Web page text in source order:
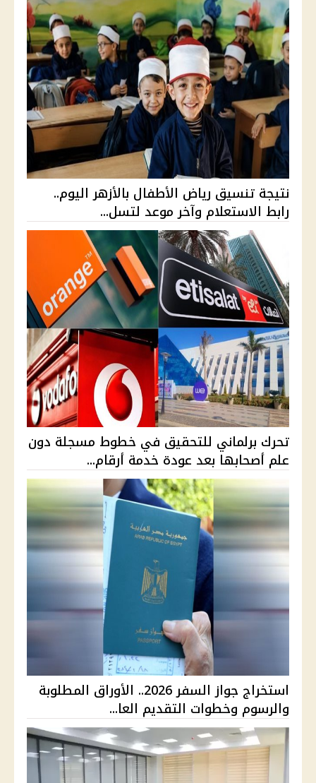
نتيجة تنسيق رياض الأطفال بالأزهر اليوم..
رابط الاستعلام وآخر موعد لتسل...
تحرك برلماني للتحقيق في خطوط مسجلة دون
علم أصحابها بعد عودة خدمة أرقام...
استخراج جواز السفر 2026.. الأوراق المطلوبة
والرسوم وخطوات التقديم العا...